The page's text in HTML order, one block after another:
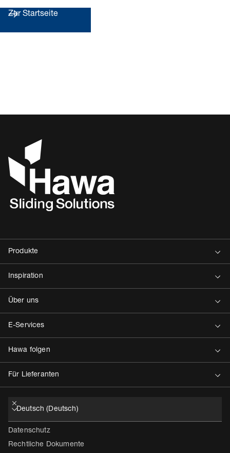
Zur Startseite
Datenschutz
Rechtliche Dokumente